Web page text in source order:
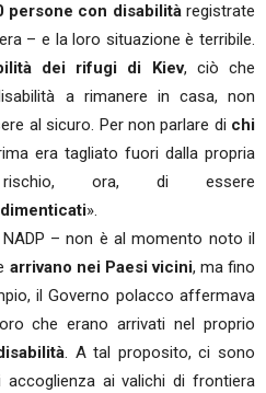
persone con disabilitàregistrate
– e la loro situazione è terribile.
dei rifugi di Kiev, ciò che
a rimanere in casa, non
al sicuro. Per non parlare di chi
era tagliato fuori dalla propria
ora, di essere
».
– non è al momento noto il
arrivano nei Paesi vicini, ma fino
il Governo polacco affermava
che erano arrivati nel proprio
. A tal proposito, ci sono
ai valichi di frontiera